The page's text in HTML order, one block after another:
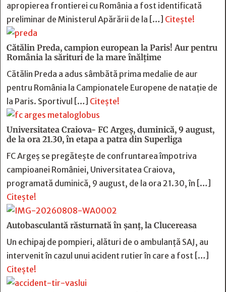
apropierea frontierei cu România a fost identificată
preliminar de Ministerul Apărării de la […] Citește!
Cătălin Preda, campion european la Paris! Aur pentru
România la sărituri de la mare înălțime
Cătălin Preda a adus sâmbătă prima medalie de aur
pentru România la Campionatele Europene de natație de
la Paris. Sportivul […] Citește!
Universitatea Craiova- FC Argeș, duminică, 9 august,
de la ora 21.30, în etapa a patra din Superliga
FC Argeș se pregătește de confruntarea împotriva
campioanei României, Universitatea Craiova,
programată duminică, 9 august, de la ora 21.30, în […]
Citește!
Autobasculantă răsturnată în șanț, la Clucereasa
Un echipaj de pompieri, alături de o ambulanță SAJ, au
intervenit în cazul unui acident rutier în care a fost […]
Citește!